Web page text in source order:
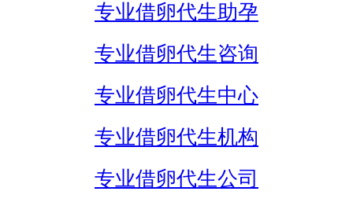
专业借卵代生助孕
专业借卵代生咨询
专业借卵代生中心
专业借卵代生机构
专业借卵代生公司